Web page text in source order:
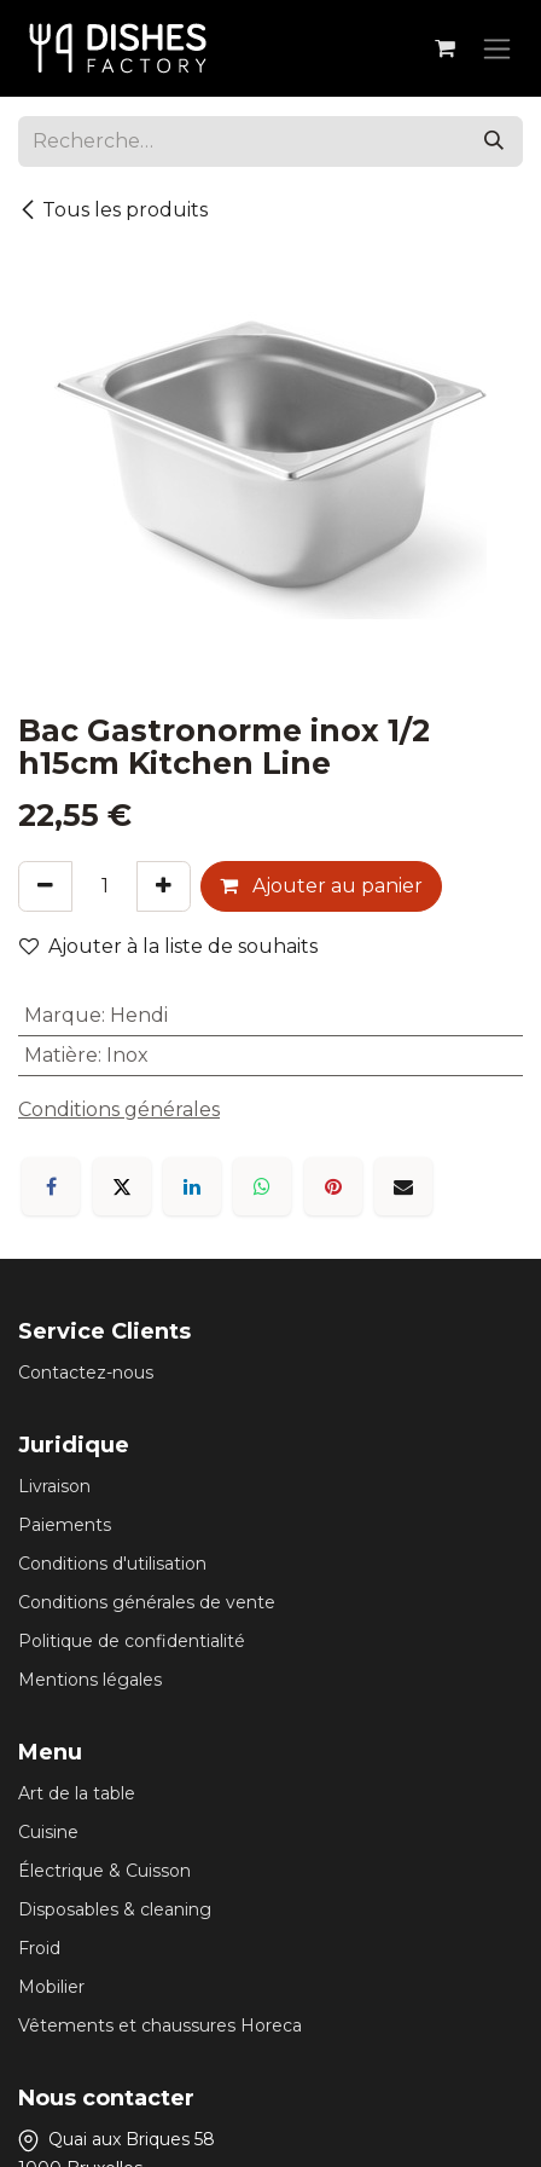
Tous les produits
Bac Gastronorme inox 1/2
h15cm Kitchen Line
22,55 €
Ajouter au panier
Ajouter à la liste de souhaits
Marque: Hendi
Matière: Inox
Conditions générales
Service Clients
Contactez-nous
Juridique
Livraison
Paiements
Conditions d'utilisation
Conditions générales de vente
Politique de confidentialité
Mentions légales
Menu
Art de la table
Cuisine
Électrique & Cuisson
Disposables & cleaning
Froid
Mobilier
Vêtements et chaussures Horeca
Nous contacter
Quai aux Briques 58